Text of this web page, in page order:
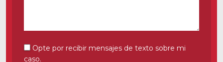
Consentimiento por SMS
Opte por recibir mensajes de texto sobre mi
caso.